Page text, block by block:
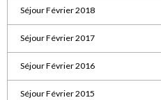
Séjour Février 2018
Séjour Février 2017
Séjour Février 2016
Séjour Février 2015